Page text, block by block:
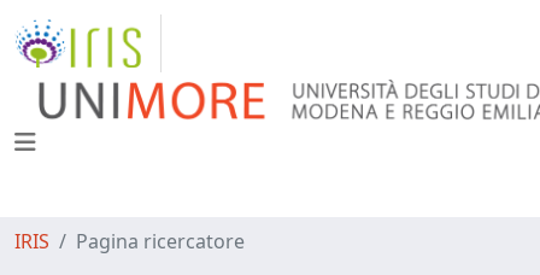
IRIS Pagina ricercatore